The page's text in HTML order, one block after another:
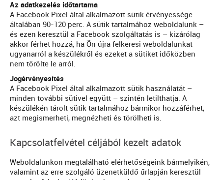
Az adatkezelés időtartama
A Facebook Pixel által alkalmazott sütik érvényessége
általában 90-120 perc. A sütik tartalmához weboldalunk –
és ezen keresztül a Facebook szolgáltatás is – kizárólag
akkor férhet hozzá, ha Ön újra felkeresi weboldalunkat
ugyanarról a készülékről és ezeket a sütiket időközben
nem törölte le arról.
Jogérvényesítés
A Facebook Pixel által alkalmazott sütik használatát –
minden további sütivel együtt – szintén letilthatja. A
készülékén tárolt sütik tartalmához bármikor hozzáférhet,
azt megismerheti, megnézheti és törölheti is.
Kapcsolatfelvétel céljából kezelt adatok
Weboldalunkon megtalálható elérhetőségeink bármelyikén,
valamint az erre szolgáló üzenetküldő űrlapján keresztül